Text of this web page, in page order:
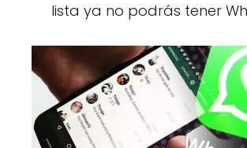
lista ya no podrás tener